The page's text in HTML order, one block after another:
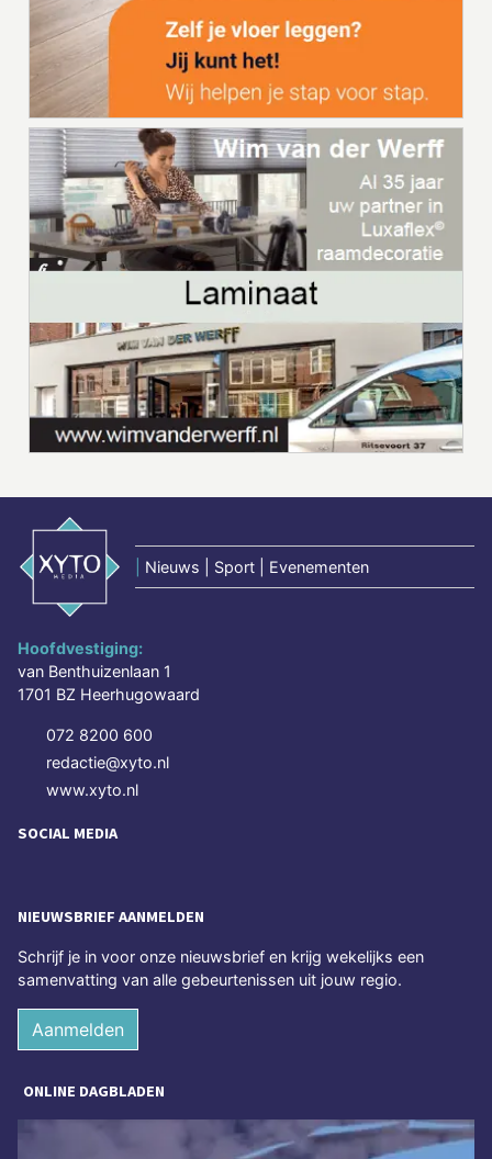
Nieuws | Sport | Evenementen
Hoofdvestiging:
van Benthuizenlaan 1
1701 BZ Heerhugowaard
072 8200 600
redactie@xyto.nl
www.xyto.nl
SOCIAL MEDIA
NIEUWSBRIEF AANMELDEN
Schrijf je in voor onze nieuwsbrief en krijg wekelijks een
samenvatting van alle gebeurtenissen uit jouw regio.
Aanmelden
ONLINE DAGBLADEN